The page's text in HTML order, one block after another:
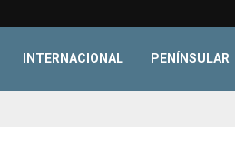
INTERNACIONAL PENÍNSULAR